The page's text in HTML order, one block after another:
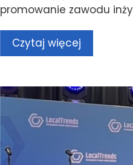
promowanie zawodu
Czytaj więcej